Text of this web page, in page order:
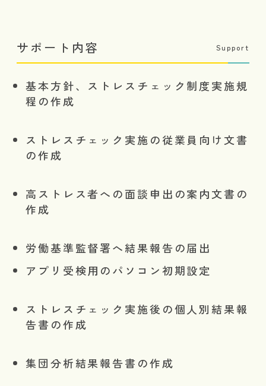
サポート内容 Support
基本方針、ストレスチェック制度実施規
程の作成
ストレスチェック実施の従業員向け文書
の作成
高ストレス者への面談申出の案内文書の
作成
労働基準監督署へ結果報告の届出
アプリ受検用のパソコン初期設定
ストレスチェック実施後の個人別結果報
告書の作成
集団分析結果報告書の作成